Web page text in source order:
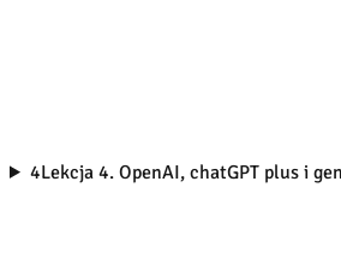
4Lekcja 4. OpenAI, chatGPT plus i